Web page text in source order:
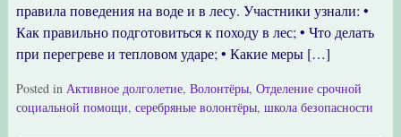
правила поведения на воде и в лесу. Участники узнали: •
Как правильно подготовиться к походу в лес; • Что делать
при перегреве и тепловом ударе; • Какие меры […]
Posted in Активное долголетие, Волонтёры, Отделение срочной
социальной помощи, серебряные волонтёры, школа безопасности